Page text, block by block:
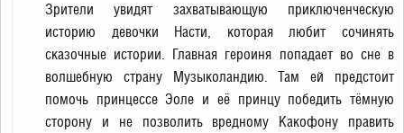
Зрители увидят захватывающую приключенческую
историю девочки Насти, которая любит сочинять
сказочные истории. Главная героиня попадает во сне в
волшебную страну Музыколандию. Там ей предстоит
помочь принцессе Эоле и её принцу победить тёмную
сторону и не позволить вредному Какофону править